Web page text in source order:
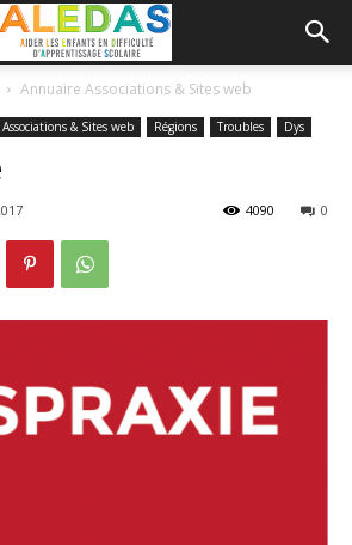
Annuaire Associations & Sites web
& Sites web Régions Troubles Dys
0
4090